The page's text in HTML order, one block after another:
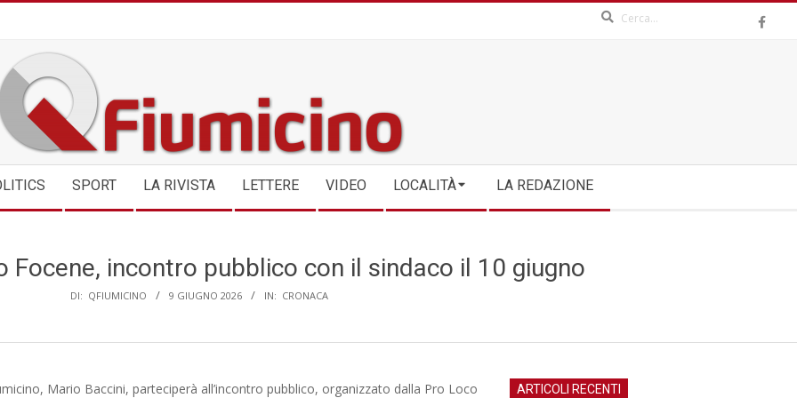
SPORT LA RIVISTA LETTERE VIDEO LOCALITÀ LA REDAZIONE
Focene, incontro pubblico con il sindaco il 10 giugno
DI: QFIUMICINO 9 GIUGNO 2026 IN: CRONACA
Mario Baccini, parteciperà all’incontro pubblico, organizzato dalla Pro Loco
ARTICOLI RECENTI